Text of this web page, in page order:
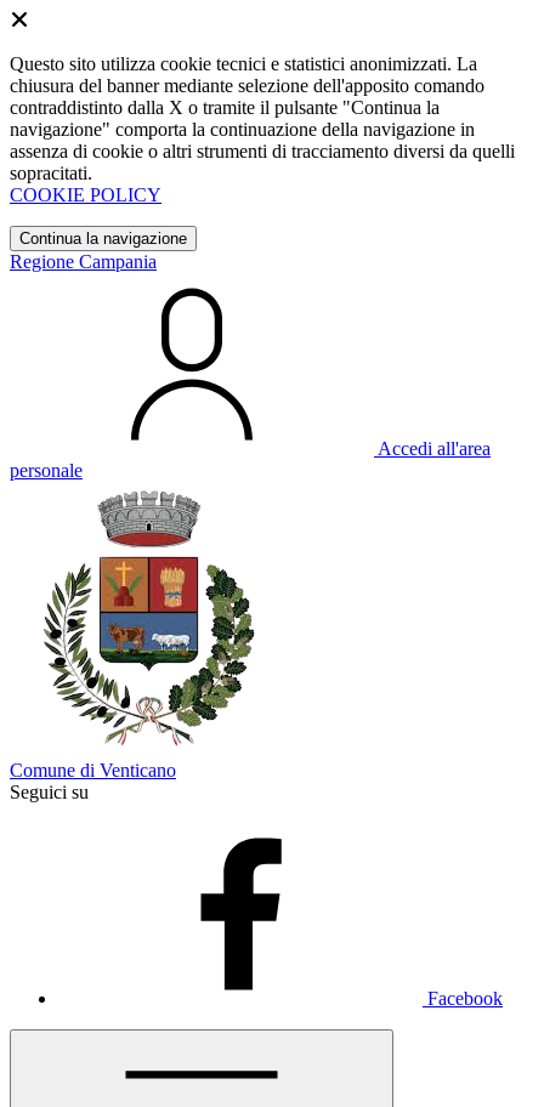
Questo sito utilizza cookie tecnici e statistici anonimizzati. La
chiusura del banner mediante selezione dell'apposito comando
contraddistinto dalla X o tramite il pulsante "Continua la
navigazione" comporta la continuazione della navigazione in
assenza di cookie o altri strumenti di tracciamento diversi da quelli
sopracitati.
COOKIE POLICY
Continua la navigazione
Regione Campania
Accedi all'area
personale
Comune di Venticano
Seguici su
Facebook